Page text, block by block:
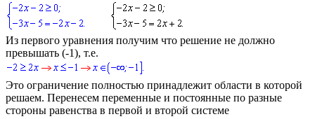
Из первого уравнения получим что решение не должно
превышать (-1), т.е.
Это ограничение полностью принадлежит области в которой
решаем. Перенесем переменные и постоянные по разные
стороны равенства в первой и второй системе